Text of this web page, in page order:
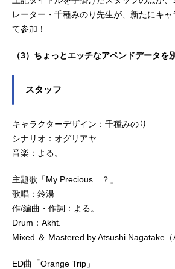
レーター・千種みのり先生が、新たにキ
て参加！
（3）ちょっとエッチなアペンドデータを
スタッフ
キャラクターデザイン：千種みのり
シナリオ：オグリアヤ
音楽：よる。
主題歌「My Precious…？」
歌唱：鈴湯
作/編曲・作詞：よる。
Drum：Akht.
Mixed ＆ Mastered by Atsushi Nagatake（
ED曲「Orange Trip」